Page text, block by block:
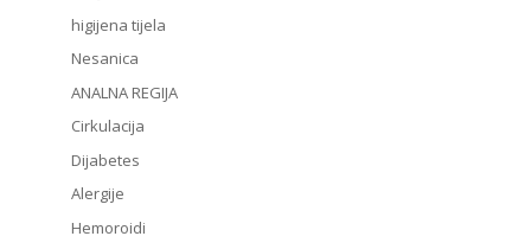
higijena tijela
Nesanica
ANALNA REGIJA
Cirkulacija
Dijabetes
Alergije
Hemoroidi